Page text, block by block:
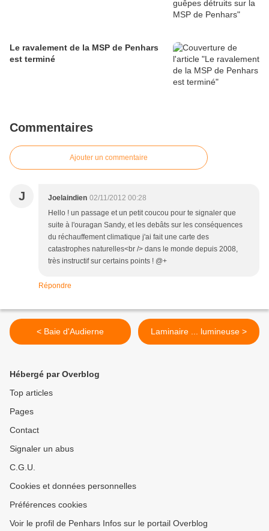
Le ravalement de la MSP de Penhars
est terminé
Commentaires
Ajouter un commentaire
J Joelaindien 02/11/2012 00:28
Hello ! un passage et un petit coucou pour te signaler que
suite à l'ouragan Sandy, et les debâts sur les conséquences
du réchauffement climatique j'ai fait une carte des
catastrophes naturelles<br /> dans le monde depuis 2008,
très instructif sur certains points ! @+
Répondre
< Baie d'Audierne Laminaire ... lumineuse >
Hébergé par Overblog
Top articles
Pages
Contact
Signaler un abus
C.G.U.
Cookies et données personnelles
Préférences cookies
Voir le profil de Penhars Infos sur le portail Overblog